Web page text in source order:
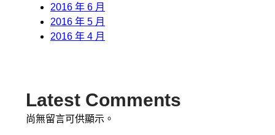
2016 年 6 月
2016 年 5 月
2016 年 4 月
Latest Comments
尚無留言可供顯示。